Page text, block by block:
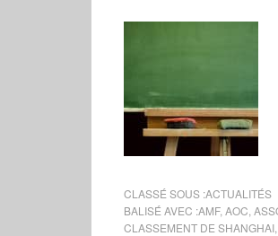
CLASSÉ SOUS :ACTUALITÉS
BALISÉ AVEC :AMF, AOC
CLASSEMENT DE SHANGHAI